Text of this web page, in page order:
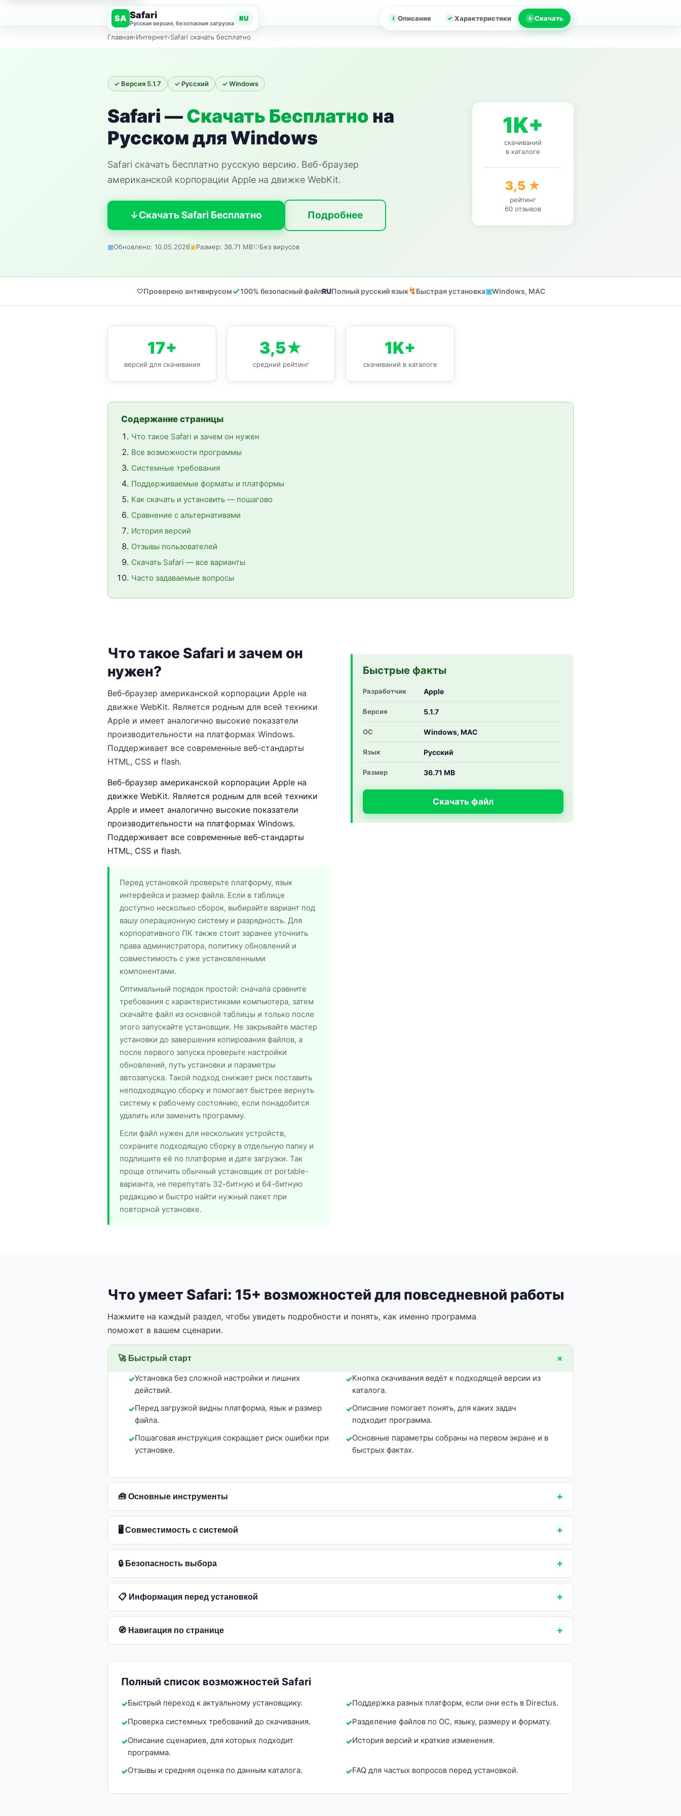
SA Safari
Русская версия, безопасная загрузка
RU Описание Характеристики Скачать
Главная›Интернет›Safari скачать бесплатно
✓ Версия 5.1.7 ✓ Русский ✓ Windows
Safari —Скачать Бесплатно на
Русском для Windows
Safari скачать бесплатно русскую версию. Веб-браузер
американской корпорации Apple на движке WebKit.
Скачать Safari Бесплатно Подробнее
Обновлено: 10.05.2026 Размер: 36.71 MB Без вирусов
1K+
скачиваний
в каталоге
3,5 ★
рейтинг
60 отзывов
Проверено антивирусом 100% безопасный файл Полный русский язык Быстрая установка Windows, MAC
17+
версий для скачивания
3,5★
средний рейтинг
1K+
скачиваний в каталоге
Содержание страницы
Что такое Safari и зачем он нужен
Все возможности программы
Системные требования
Поддерживаемые форматы и платформы
Как скачать и установить — пошагово
Сравнение с альтернативами
История версий
Отзывы пользователей
Скачать Safari — все варианты
Часто задаваемые вопросы
Что такое Safari и зачем он
нужен?
Веб-браузер американской корпорации Apple на
движке WebKit. Является родным для всей техники
Apple и имеет аналогично высокие показатели
производительности на платформах Windows.
Поддерживает все современные веб-стандарты
HTML, CSS и flash.
Веб-браузер американской корпорации Apple на
движке WebKit. Является родным для всей техники
Apple и имеет аналогично высокие показатели
производительности на платформах Windows.
Поддерживает все современные веб-стандарты
HTML, CSS и flash.
Перед установкой проверьте платформу, язык
интерфейса и размер файла. Если в таблице
доступно несколько сборок, выбирайте вариант под
вашу операционную систему и разрядность. Для
корпоративного ПК также стоит заранее уточнить
права администратора, политику обновлений и
совместимость с уже установленными
компонентами.
Оптимальный порядок простой: сначала сравните
требования с характеристиками компьютера, затем
скачайте файл из основной таблицы и только после
этого запускайте установщик. Не закрывайте мастер
установки до завершения копирования файлов, а
после первого запуска проверьте настройки
обновлений, путь установки и параметры
автозапуска. Такой подход снижает риск поставить
неподходящую сборку и помогает быстрее вернуть
систему к рабочему состоянию, если понадобится
удалить или заменить программу.
Если файл нужен для нескольких устройств,
сохраните подходящую сборку в отдельную папку и
подпишите её по платформе и дате загрузки. Так
проще отличить обычный установщик от portable-
варианта, не перепутать 32-битную и 64-битную
редакцию и быстро найти нужный пакет при
повторной установке.
Быстрые факты
Разработчик Apple
Версия 5.1.7
ОС Windows, MAC
Язык Русский
Размер 36.71 MB
Скачать файл
Что умеет Safari: 15+ возможностей для повседневной работы
Нажмите на каждый раздел, чтобы увидеть подробности и понять, как именно программа
поможет в вашем сценарии.
🚀 Быстрый старт +
Установка без сложной настройки и лишних
действий.
Кнопка скачивания ведёт к подходящей версии из
каталога.
Перед загрузкой видны платформа, язык и размер
файла.
Описание помогает понять, для каких задач
подходит программа.
Пошаговая инструкция сокращает риск ошибки при
установке.
Основные параметры собраны на первом экране и в
быстрых фактах.
🧰 Основные инструменты +
🖥 Совместимость с системой +
🔒 Безопасность выбора +
📋 Информация перед установкой +
🧭 Навигация по странице +
Полный список возможностей Safari
Быстрый переход к актуальному установщику.
Поддержка разных платформ, если они есть в Directus.
Проверка системных требований до скачивания.
Разделение файлов по ОС, языку, размеру и формату.
Описание сценариев, для которых подходит
программа.
История версий и краткие изменения.
Отзывы и средняя оценка по данным каталога. FAQ для частых вопросов перед установкой.